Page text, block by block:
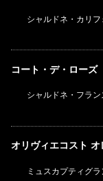
シャルドネ・カリフ
コート・デ・ローズ
シャルドネ・フラン
オリヴィエコスト
ミュスカプティグラ